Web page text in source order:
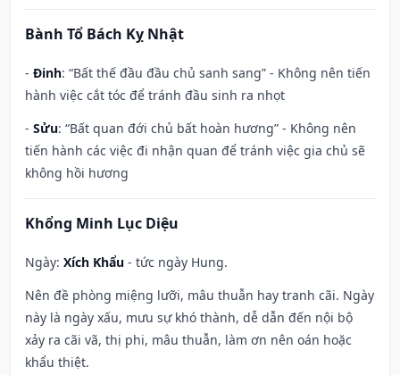
Bành Tổ Bách Kỵ Nhật
- Đinh: “Bất thế đầu đầu chủ sanh sang” - Không nên tiến
hành việc cắt tóc để tránh đầu sinh ra nhọt
- Sửu: “Bất quan đới chủ bất hoàn hương” - Không nên
tiến hành các việc đi nhận quan để tránh việc gia chủ sẽ
không hồi hương
Khổng Minh Lục Diệu
Ngày: Xích Khẩu - tức ngày Hung.
Nên đề phòng miệng lưỡi, mâu thuẫn hay tranh cãi. Ngày
này là ngày xấu, mưu sự khó thành, dễ dẫn đến nội bộ
xảy ra cãi vã, thị phi, mâu thuẫn, làm ơn nên oán hoặc
khẩu thiệt.